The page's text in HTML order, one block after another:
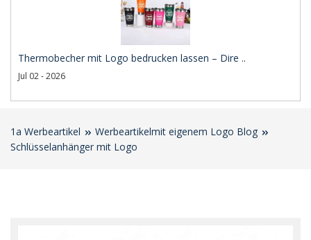
Thermobecher mit Logo bedrucken lassen – Dire ..
Jul 02 - 2026
1a Werbeartikel
Werbeartikelmit eigenem Logo Blog
Schlüsselanhänger mit Logo